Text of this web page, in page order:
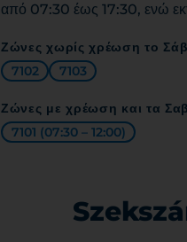
από 07:30 έως 17:30, ενώ
Ζώνες χωρίς χρέωση το
7102
7103
Ζώνες με χρέωση και τα
7101 (07:30 – 12:00)